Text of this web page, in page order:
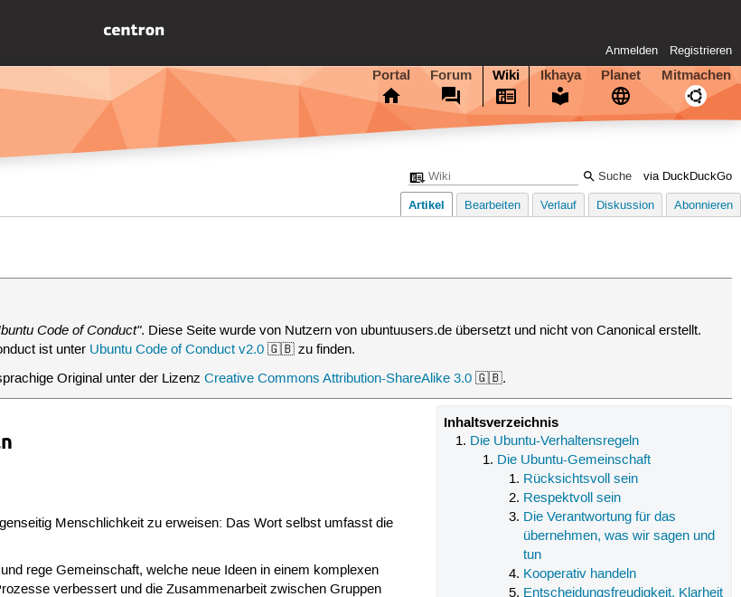
Anmelden Registrieren
Portal Forum Wiki Ikhaya Planet Mitmachen
via DuckDuckGo
Artikel Bearbeiten Verlauf Diskussion Abonnieren
Code of Conduct". Diese Seite wurde von Nutzern von ubuntuusers.de übersetzt und nicht von Canonical erstellt.
ist unter Ubuntu Code of Conduct v2.0 🇬🇧 zu finden.
Original unter der LizenzCreative Commons Attribution-ShareAlike 3.0 🇬🇧.
Inhaltsverzeichnis
Die Ubuntu-Verhaltensregeln
Die Ubuntu-Gemeinschaft
Rücksichtsvoll sein
Respektvoll sein
Die Verantwortung für das
übernehmen, was wir sagen und
tun
Kooperativ handeln
Entscheidungsfreudigkeit, Klarheit
Menschlichkeit zu erweisen: Das Wort selbst umfasst die
rege Gemeinschaft, welche neue Ideen in einem komplexen
verbessert und die Zusammenarbeit zwischen Gruppen